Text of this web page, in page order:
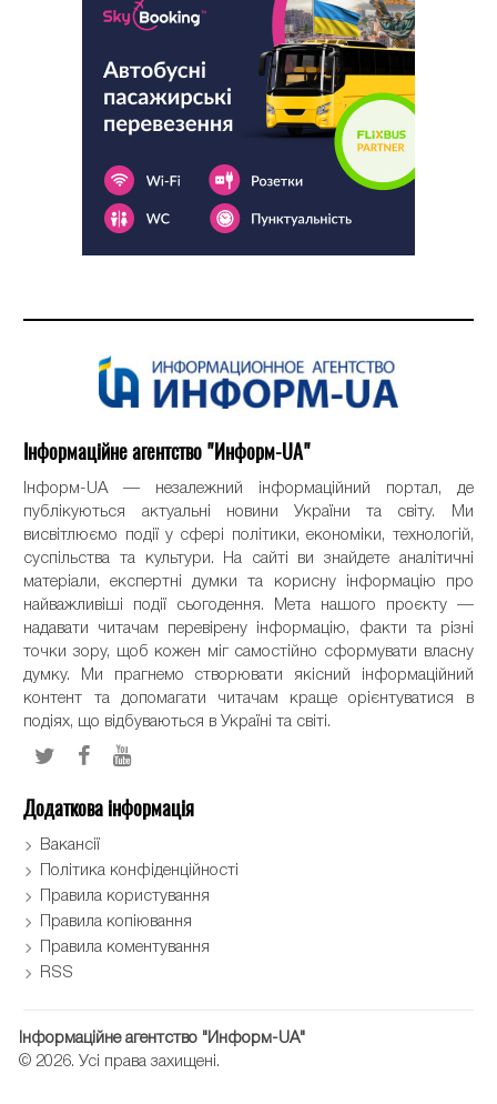
Інформаційне агентство "Информ-UA"
Інформ-UA — незалежний інформаційний портал, де
публікуються актуальні новини України та світу. Ми
висвітлюємо події у сфері політики, економіки, технологій,
суспільства та культури. На сайті ви знайдете аналітичні
матеріали, експертні думки та корисну інформацію про
найважливіші події сьогодення. Мета нашого проєкту —
надавати читачам перевірену інформацію, факти та різні
точки зору, щоб кожен міг самостійно сформувати власну
думку. Ми прагнемо створювати якісний інформаційний
контент та допомагати читачам краще орієнтуватися в
подіях, що відбуваються в Україні та світі.
Додаткова інформація
Вакансії
Політика конфіденційності
Правила користування
Правила копіювання
Правила коментування
RSS
Інформаційне агентство "Информ-UA"
© 2026. Усі права захищені.